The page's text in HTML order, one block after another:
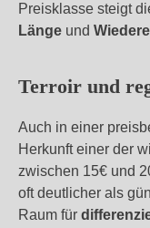
Preisklasse steigt
Länge und
Terroir und
Auch in einer
Herkunft einer der
zwischen 15€ und
oft deutlicher als
Raum für